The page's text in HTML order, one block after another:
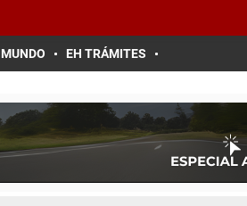
MUNDO EH TRÁMITES